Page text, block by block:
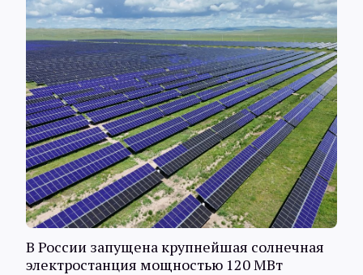
В России запущена крупнейшая солнечная
электростанция мощностью 120 МВт